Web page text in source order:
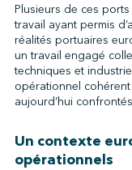
Plusieurs de ces
travail ayant permis
réalités portuaires
un travail engagé
techniques et
opérationnel
aujourd’hui
Un contexte
opérationnels